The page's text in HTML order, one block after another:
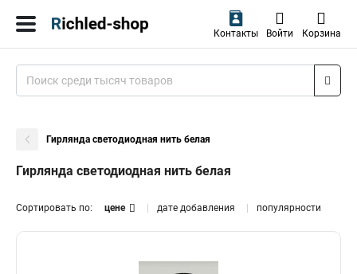
Контакты Войти Корзина
Гирлянда светодиодная нить белая
Гирлянда светодиодная нить белая
Сортировать по: цене дате добавления популярности